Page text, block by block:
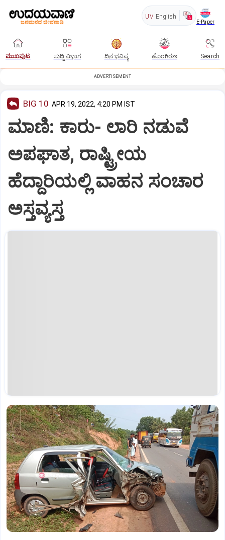
UV English
E-Paper
ಮುಖಪುಟ ಸುದ್ದಿ ವಿಭಾಗ ದಿನ ಭವಿಷ್ಯ ಹೊಂಗಿರಣ Search
ADVERTISEMENT
BIG 10 APR 19, 2022, 4:20 PM IST
ಮಾಣಿ: ಕಾರು- ಲಾರಿ ನಡುವೆ
ಅಪಘಾತ, ರಾಷ್ಟ್ರೀಯ
ಹೆದ್ದಾರಿಯಲ್ಲಿ ವಾಹನ ಸಂಚಾರ
ಅಸ್ತವ್ಯಸ್ತ